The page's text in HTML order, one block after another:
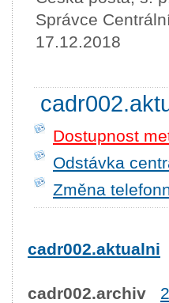
Správce
17.12.2018
Dostupnost
Odstávka
Změna
cadr002.aktualni
cadr002.archiv